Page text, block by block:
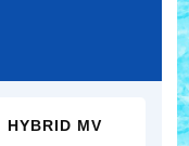
HYBRID MV